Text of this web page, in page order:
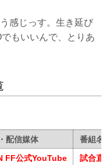
感じっす。生き延び
もいいんで、とりあ
配信媒体
番組名
FF公式YouTube
試合直